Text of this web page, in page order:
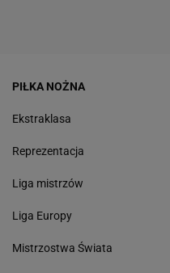
PIŁKA NOŻNA
Ekstraklasa
Reprezentacja
Liga mistrzów
Liga Europy
Mistrzostwa Świata